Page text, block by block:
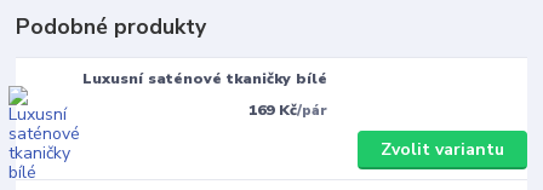
Podobné produkty
Luxusní saténové tkaničky bílé
169 Kč/pár
Zvolit variantu